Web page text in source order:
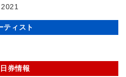
ティスト
券情報